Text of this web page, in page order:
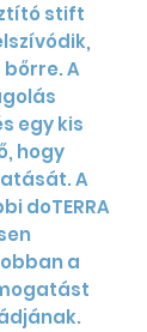
stift
A
egy kis
hogy
A
doTERRA
a